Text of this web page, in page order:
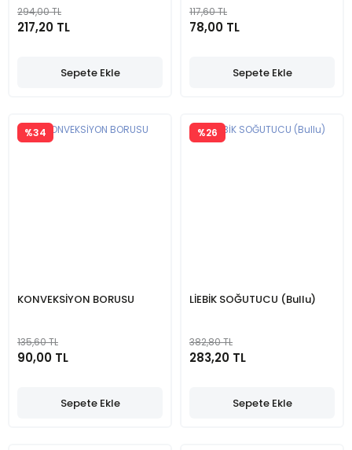
294,00 TL
217,20 TL
Sepete Ekle
117,60 TL
78,00 TL
Sepete Ekle
KONVEKSİYON BORUSU
%34
135,60 TL
90,00 TL
Sepete Ekle
LİEBİK SOĞUTUCU (Bullu)
%26
382,80 TL
283,20 TL
Sepete Ekle